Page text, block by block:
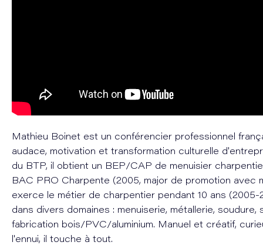
Mathieu Boinet est un conférencier professionnel
audace, motivation et transformation culturelle
du BTP, il obtient un BEP/CAP de menuisier
BAC PRO Charpente (2005, major de promotion avec
exerce le métier de charpentier pendant 10 ans (2005-
dans divers domaines : menuiserie, métallerie, soudure,
fabrication bois/PVC/aluminium. Manuel et créatif,
l'ennui, il touche à tout.